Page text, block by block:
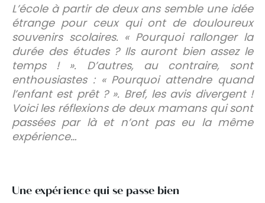
L’école à partir de deux ans semble une idée
étrange pour ceux qui ont de douloureux
souvenirs scolaires. « Pourquoi rallonger la
durée des études ? Ils auront bien assez le
temps ! ». D’autres, au contraire, sont
enthousiastes : « Pourquoi attendre quand
l’enfant est prêt ? ». Bref, les avis divergent !
Voici les réflexions de deux mamans qui sont
passées par là et n’ont pas eu la même
expérience…
Une expérience qui se passe bien